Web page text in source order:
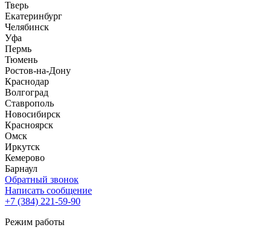
Тверь
Екатеринбург
Челябинск
Уфа
Пермь
Тюмень
Ростов-на-Дону
Краснодар
Волгоград
Ставрополь
Новосибирск
Красноярск
Омск
Иркутск
Кемерово
Барнаул
Обратный звонок
Написать сообщение
+7 (384) 221-59-90
Режим работы